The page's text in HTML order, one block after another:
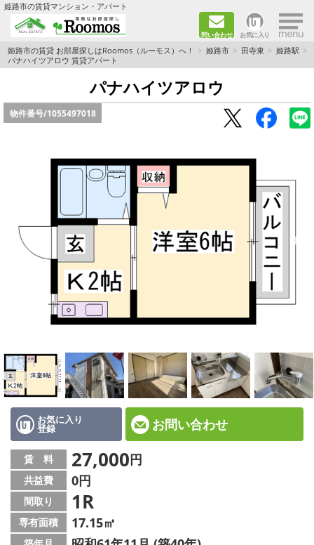
姫路市の賃貸マンション・アパート
問い合わせ お気に入り ×
TOPページ
ファミリー向けの部屋を探す
一人暮らし向けの部屋を探す
カップル向けの部屋を探す
敷金礼金0円の部屋を探す
都市ガス&オール電化の部屋を探す
ネット無料の部屋を探す
☆新築物件☆
☆インターネット無料物件☆
☆敷金·礼金0円物件☆
路線·駅から探す
地域から探す
地図から探す
スタッフ紹介
姫路市の賃貸 お部屋探しはRoomos（ルーモス）へ！ 姫路市 田寺東
姫路駅
パナハイツアロウ 賃貸アパート
パナハイツアロウ
物件番号/1055497018
お気に入り
登録 お問い合わせ
賃 料 27,000円
共益費 0円
間取り 1R
専有面積 17.15㎡